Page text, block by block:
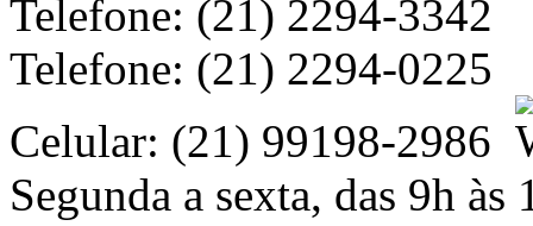
Telefone: (21) 2294-3342
Telefone: (21) 2294-0225
Celular: (21) 99198-2986
Segunda a sexta, das 9h às